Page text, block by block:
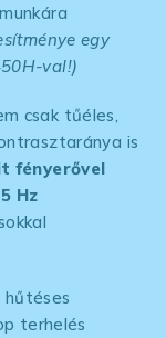
egy
val!)
csak tűéles,
is
fényerővel
Hz
hűtéses
terhelés